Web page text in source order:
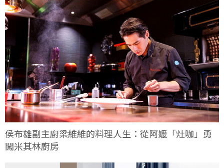
侯布雄副主廚梁維維的料理人生：從阿嬤「灶咖」勇
闖米其林廚房